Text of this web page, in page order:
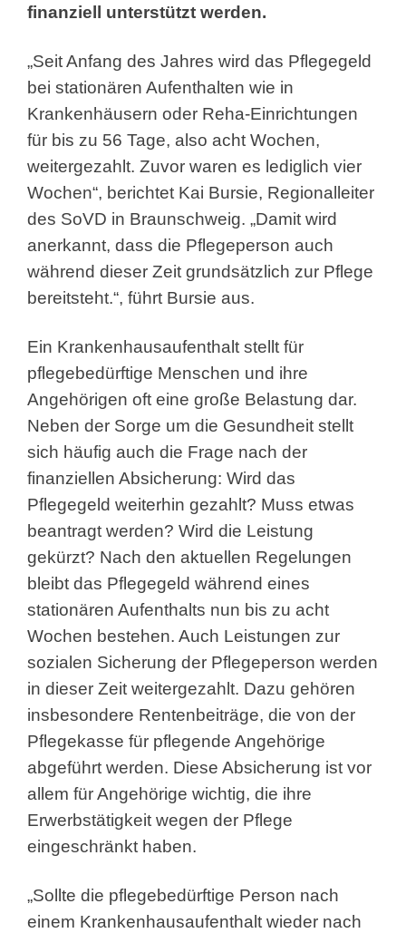
finanziell unterstützt werden.
„Seit Anfang des Jahres wird das Pflegegeld
bei stationären Aufenthalten wie in
Krankenhäusern oder Reha-Einrichtungen
für bis zu 56 Tage, also acht Wochen,
weitergezahlt. Zuvor waren es lediglich vier
Wochen“, berichtet Kai Bursie, Regionalleiter
des SoVD in Braunschweig. „Damit wird
anerkannt, dass die Pflegeperson auch
während dieser Zeit grundsätzlich zur Pflege
bereitsteht.“, führt Bursie aus.
Ein Krankenhausaufenthalt stellt für
pflegebedürftige Menschen und ihre
Angehörigen oft eine große Belastung dar.
Neben der Sorge um die Gesundheit stellt
sich häufig auch die Frage nach der
finanziellen Absicherung: Wird das
Pflegegeld weiterhin gezahlt? Muss etwas
beantragt werden? Wird die Leistung
gekürzt? Nach den aktuellen Regelungen
bleibt das Pflegegeld während eines
stationären Aufenthalts nun bis zu acht
Wochen bestehen. Auch Leistungen zur
sozialen Sicherung der Pflegeperson werden
in dieser Zeit weitergezahlt. Dazu gehören
insbesondere Rentenbeiträge, die von der
Pflegekasse für pflegende Angehörige
abgeführt werden. Diese Absicherung ist vor
allem für Angehörige wichtig, die ihre
Erwerbstätigkeit wegen der Pflege
eingeschränkt haben.
„Sollte die pflegebedürftige Person nach
einem Krankenhausaufenthalt wieder nach